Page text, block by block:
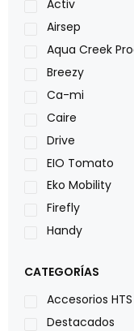
Activ
Airsep
Aqua Creek
Breezy
Ca-mi
Caire
Drive
EIO Tomato
Eko Mobility
Firefly
Handy
Leggero
Lumex
Medical Store
CATEGORÍAS
Accesorios HTS
Destacados